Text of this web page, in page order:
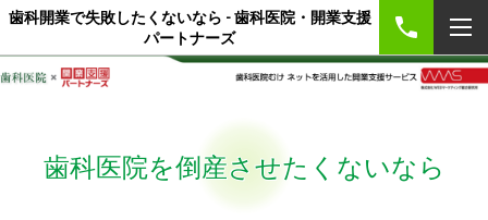
歯科開業で失敗したくないなら - 歯科医院・開業支援
パートナーズ
歯科医院を倒産させたくないなら